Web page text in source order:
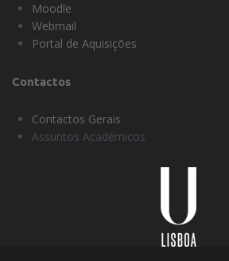
Moodle
Webmail
Portal de Aquisições
Contactos
Contactos Gerais
Assuntos Académicos